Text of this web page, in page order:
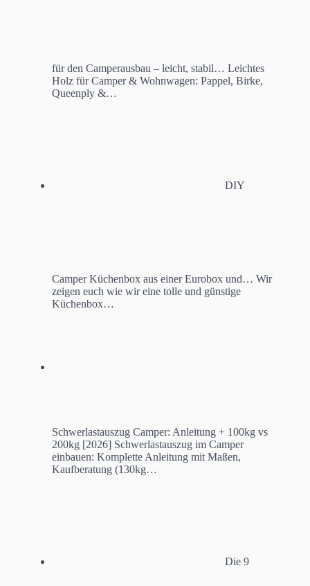
für den Camperausbau – leicht, stabil… Leichtes
Holz für Camper & Wohnwagen: Pappel, Birke,
Queenply &…
DIY
Camper Küchenbox aus einer Eurobox und… Wir
zeigen euch wie wir eine tolle und günstige
Küchenbox…
Schwerlastauszug Camper: Anleitung + 100kg vs
200kg [2026] Schwerlastauszug im Camper
einbauen: Komplette Anleitung mit Maßen,
Kaufberatung (130kg…
Die 9